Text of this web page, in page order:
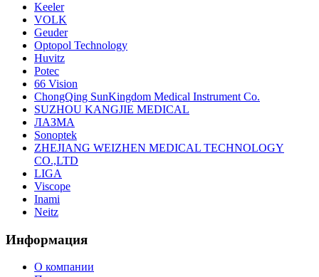
Keeler
VOLK
Geuder
Optopol Technology
Huvitz
Potec
66 Vision
ChongQing SunKingdom Medical Instrument Co.
SUZHOU KANGJIE MEDICAL
ЛАЗМА
Sonoptek
ZHEJIANG WEIZHEN MEDICAL TECHNOLOGY
CO.,LTD
LIGA
Viscope
Inami
Neitz
Информация
О компании